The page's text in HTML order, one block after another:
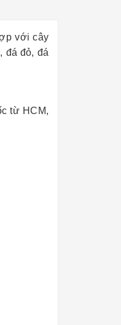
với cây
đá đỏ, đá
từ HCM,